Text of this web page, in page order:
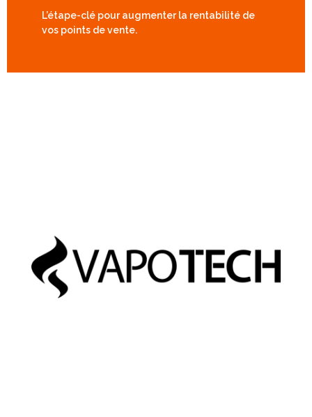
L’étape-clé pour augmenter la rentabilité de
vos points de vente.